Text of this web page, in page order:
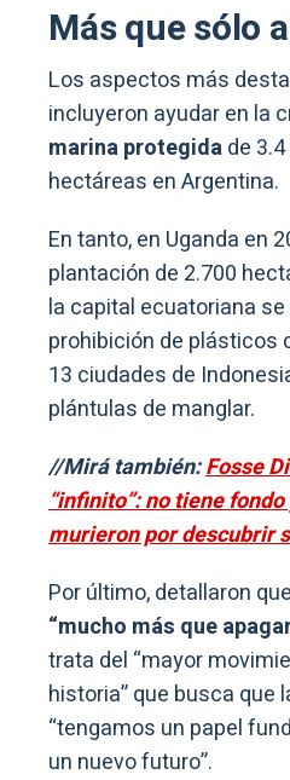
Más que sólo
Los aspectos más
incluyeron ayudar en la
marina protegidade
hectáreas en Argentina.
En tanto, en Uganda en
plantación de 2.700
la capital ecuatoriana
prohibición de plásticos
13 ciudades de
plántulas de manglar.
//Mirá también:Fosse
“infinito”: no tiene
murieron por descubrir
Por último, detallaron
“mucho más que
trata del “mayor
historia” que busca que
“tengamos un papel
un nuevo futuro”.